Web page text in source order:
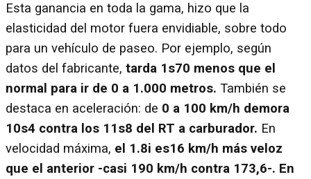
Esta ganancia en toda la gama, hizo que la
elasticidad del motor fuera envidiable, sobre todo
para un vehículo de paseo. Por ejemplo, según
datos del fabricante, tarda 1s70 menos que el
normal para ir de 0 a 1.000 metros. También se
destaca en aceleración: de 0 a 100 km/h demora
10s4 contra los 11s8 del RT a carburador. En
velocidad máxima, el 1.8i es16 km/h más veloz
que el anterior -casi 190 km/h contra 173,6-. En